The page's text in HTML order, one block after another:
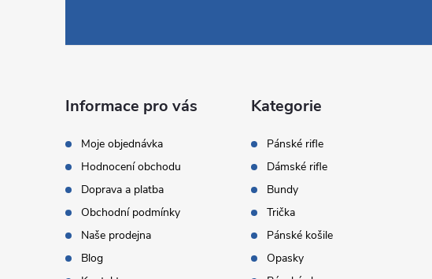
Informace pro vás
Moje objednávka
Hodnocení obchodu
Doprava a platba
Obchodní podmínky
Naše prodejna
Blog
Kategorie
Pánské rifle
Dámské rifle
Bundy
Trička
Pánské košile
Opasky